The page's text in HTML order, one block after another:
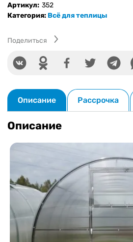
ленты
на
теплицы
Артикул: 352
Категория: Всё для теплицы
Поделиться
Описание Рассрочка
Описание